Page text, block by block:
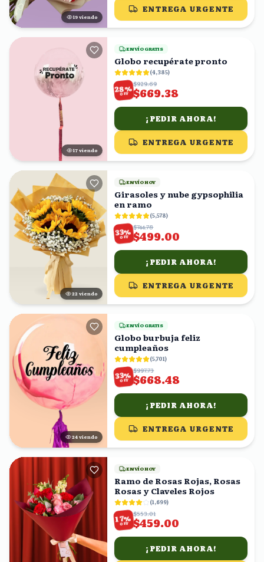
18 viendo
ENTREGA URGENTE
18 viendo
ENVÍO GRATIS
Globo recupérate pronto
(4,385)
28%
OFF
$929.69
$669.38
¡PEDIR AHORA!
ENTREGA URGENTE
21 viendo
ENVÍO HOY
Girasoles y nube gypsophilia
en ramo
(5,578)
33%
OFF
$744.78
$499.00
¡PEDIR AHORA!
ENTREGA URGENTE
24 viendo
ENVÍO GRATIS
Globo burbuja feliz
cumpleaños
(5,701)
33%
OFF
$997.73
$668.48
¡PEDIR AHORA!
ENTREGA URGENTE
ENVÍO HOY
Ramo de Rosas Rojas, Rosas
Rosas y Claveles Rojos
(1,699)
17%
OFF
$553.01
$459.00
¡PEDIR AHORA!